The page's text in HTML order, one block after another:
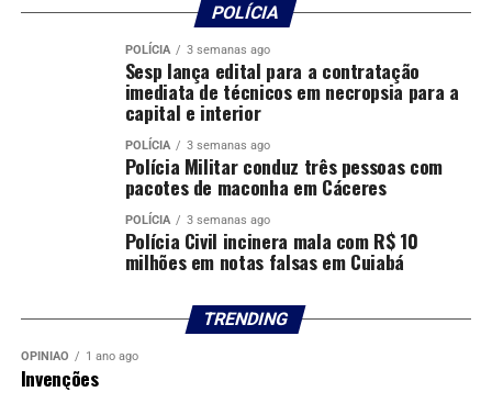
POLÍCIA
POLÍCIA 3 semanas ago
Sesp lança edital para a contratação
imediata de técnicos em necropsia para a
capital e interior
POLÍCIA 3 semanas ago
Polícia Militar conduz três pessoas com
pacotes de maconha em Cáceres
POLÍCIA 3 semanas ago
Polícia Civil incinera mala com R$ 10
milhões em notas falsas em Cuiabá
TRENDING
OPINIÃO 1 ano ago
Invenções